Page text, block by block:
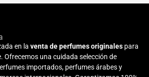
en laventa de perfumes originales para
Ofrecemos una cuidada selección de
importados, perfumes árabes y